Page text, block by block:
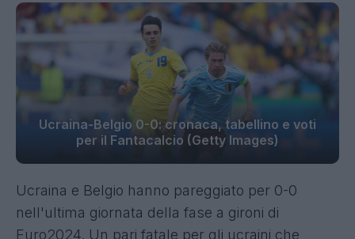
Ucraina-Belgio 0-0: cronaca, tabellino e voti
per il Fantacalcio (Getty Images)
Ucraina e Belgio hanno pareggiato per 0-0
nell'ultima giornata della fase a gironi di
Euro2024. Un pari fatale per gli ucraini che